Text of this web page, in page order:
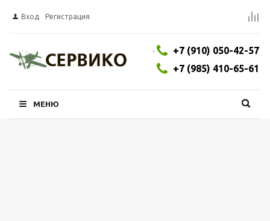
Вход Регистрация
+7 (910) 050-42-57
,
+7 (985) 410-65-61
МЕНЮ